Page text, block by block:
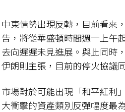
中東情勢出現反轉，目前看來
告，將從華盛頓時間週一上午
去向遲遲未見進展。與此同時
伊朗則主張，目前的停火協議
市場對於可能出現「和平紅利
大衝擊的資產類別反彈幅度最